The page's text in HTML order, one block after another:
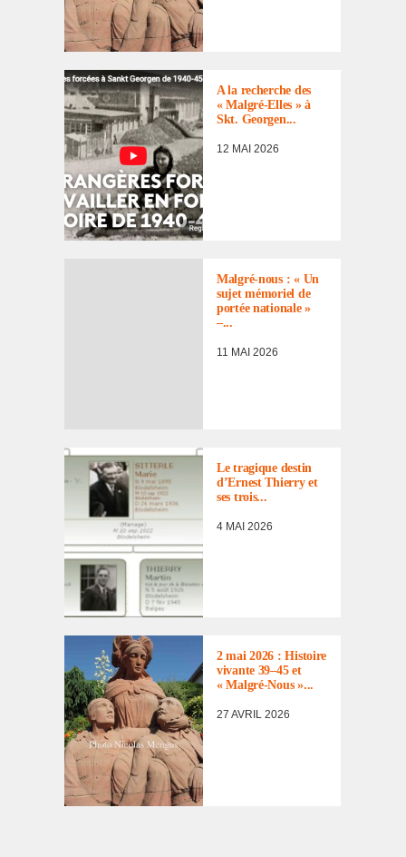
ACTUALITÉ ,
LES
INCORPORÉS
DE FORCE ,
MÉMOIRE
A la recherche des
« Malgré-Elles » à
Skt. Geor­gen...
12 MAI 2026
Malgré-nous : « Un
sujet mémo­riel de
portée natio­nale »
–...
11 MAI 2026
INCORPORÉS
DE FORCE FACE
À LEUR
DESTIN
,LISTE
DES NON
RENTRÉS ,
MÉMOIRE ,
TÉMOIGNAGES
Le tragique destin
d’Er­nest Thierry et
ses trois...
4 MAI 2026
À NOTER DANS
L'AGENDA ,
ACTUALITÉ ,
MÉMOIRE
REVUE DE
PRESSE
2 mai 2026 : Histoire
vivante 39–45 et
« Malgré-Nous »...
27 AVRIL 2026